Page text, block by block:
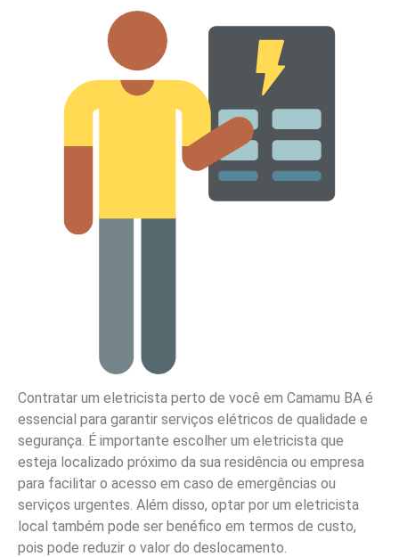
Contratar um eletricista perto de você em Camamu BA é
essencial para garantir serviços elétricos de qualidade e
segurança. É importante escolher um eletricista que
esteja localizado próximo da sua residência ou empresa
para facilitar o acesso em caso de emergências ou
serviços urgentes. Além disso, optar por um eletricista
local também pode ser benéfico em termos de custo,
pois pode reduzir o valor do deslocamento.